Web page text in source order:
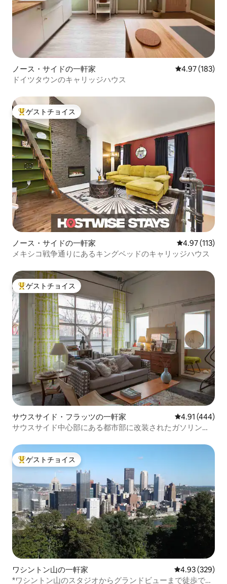
ノース・サイドの一軒家 レビュー183
4.97 (183)
ドイツタウンのキャリッジハウス
大好評のゲストチョイスです。
ゲストチョイス
ノース・サイドの一軒家 レビュー113
4.97 (113)
メキシコ戦争通りにあるキングベッドのキャリッジハウス
大好評のゲストチョイスです。
ゲストチョイス
サウスサイド・フラッツの一軒家 レビュー444
4.91 (444)
サウスサイド中心部にある都市部に改装されたガソリンス
大好評のゲストチョイスです。
ゲストチョイス
ワシントン山の一軒家 レビュー329
4.93 (329)
*ワシントン山のスタジオからグランドビューまで徒歩です